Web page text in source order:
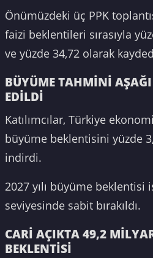
Önümüzdeki üç PPK
faizi beklentileri sırasıyla
ve yüzde 34,72 olarak
BÜYÜME TAHMİNİ
EDİLDİ
Katılımcılar, Türkiye
büyüme beklentisini yüzde
indirdi.
2027 yılı büyüme beklentisi
seviyesinde sabit bırakıldı.
CARİ AÇIKTA 49,2
BEKLENTİSİ